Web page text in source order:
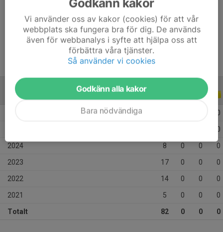
Forward/Mittfältare
ALLA SERIER
0
0
2024 8 0 0 0
2023 17 0 0 0
2022 14 0 0 0
2021 5 0 0 0
Totalt 82 0 0 0
Godkänn kakor
Vi använder oss av kakor (cookies) för att vår
webbplats ska fungera bra för dig. De används
även för webbanalys i syfte att hjälpa oss att
förbättra våra tjänster.
Så använder vi cookies
Godkänn alla kakor
Bara nödvändiga